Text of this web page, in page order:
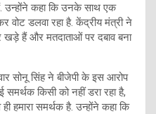
उन्होंने कहा कि उनके साथ एक
वोट डलवा रहा है. केंद्रीय मंत्री ने
खड़े हैं और मतदाताओं पर दबाव बना
सोनू सिंह ने बीजेपी के इस आरोप
समर्थक किसी को नहीं डरा रहा है,
हमारा समर्थक है. उन्होंने कहा कि